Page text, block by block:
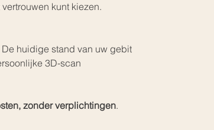
kunt kiezen.
huidige stand van uw gebit
3D-scan
zonder verplichtingen.